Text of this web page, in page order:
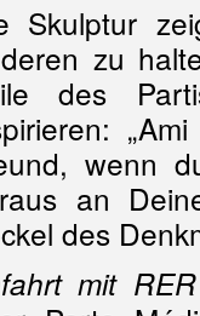
Skulptur
zu
des
wenn
an
des
mit